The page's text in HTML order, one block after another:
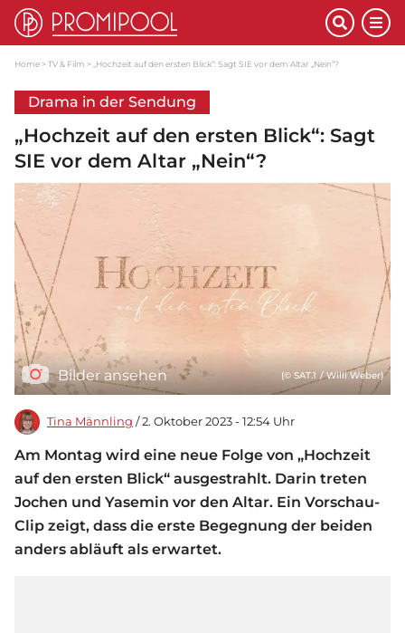
Home TV & Film „Hochzeit auf den ersten Blick“: Sagt SIE vor dem Altar „Nein“?
Drama in der Sendung
„Hochzeit auf den ersten Blick“: Sagt
SIE vor dem Altar „Nein“?
Bilder ansehen (© SAT.1 / Willi Weber)
Tina Männling / 2. Oktober 2023 - 12:54 Uhr
Am Montag wird eine neue Folge von „Hochzeit
auf den ersten Blick“ ausgestrahlt. Darin treten
Jochen und Yasemin vor den Altar. Ein Vorschau-
Clip zeigt, dass die erste Begegnung der beiden
anders abläuft als erwartet.